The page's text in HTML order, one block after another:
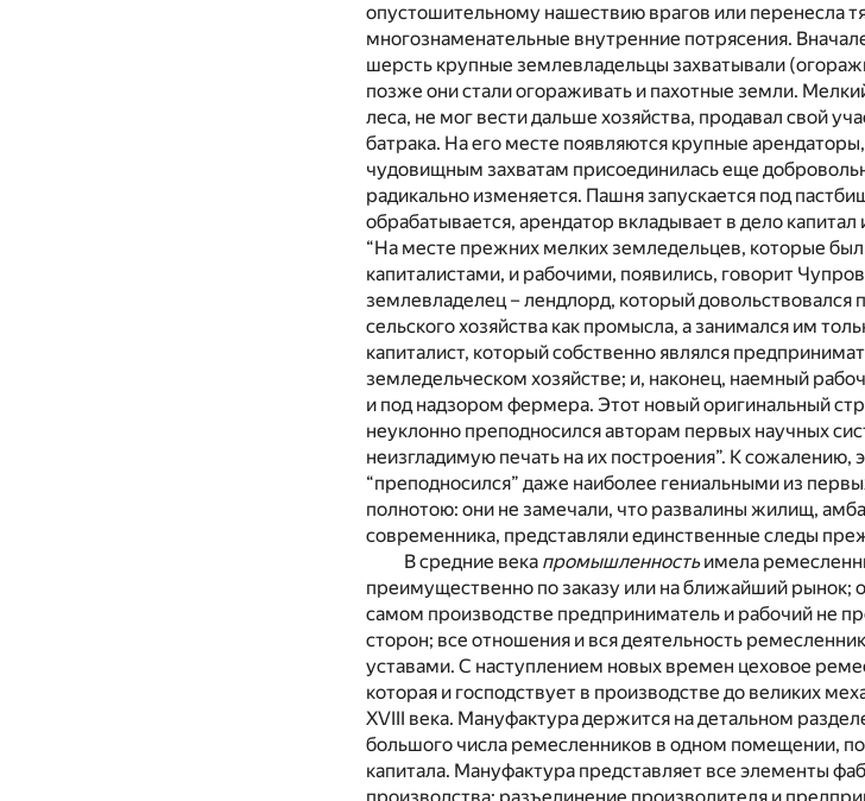
опустошительному нашествию врагов или перенесла
многознаменательные внутренние потрясения.
шерсть крупные землевладельцы захватывали
позже они стали огораживать и пахотные земли.
леса, не мог вести дальше хозяйства, продавал свой
батрака. На его месте появляются крупные
чудовищным захватам присоединилась еще
радикально изменяется. Пашня запускается под
обрабатывается, арендатор вкладывает в дело
“На месте прежних мелких земледельцев, которые
капиталистами, и рабочими, появились, говорит
землевладелец – лендлорд, который довольствовался
сельского хозяйства как промысла, а занимался им
капиталист, который собственно являлся
земледельческом хозяйстве; и, наконец, наемный
и под надзором фермера. Этот новый оригинальный
неуклонно преподносился авторам первых научных
неизгладимую печать на их построения”. К сожалению,
“преподносился” даже наиболее гениальными из
полнотою: они не замечали, что развалины жилищ,
современника, представляли единственные следы
В средние века промышленностьимела
преимущественно по заказу или на ближайший рынок;
самом производстве предприниматель и рабочий не
сторон; все отношения и вся деятельность
уставами. С наступлением новых времен цеховое
которая и господствует в производстве до великих
XVIII века. Мануфактура держится на детальном
большого числа ремесленников в одном помещении,
капитала. Мануфактура представляет все элементы